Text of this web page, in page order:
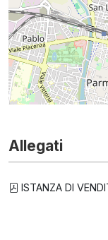
Allegati
ISTANZA DI